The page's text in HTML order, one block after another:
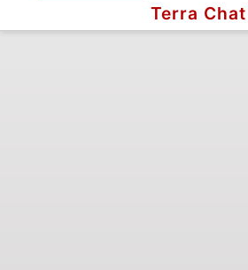
Terra Chat